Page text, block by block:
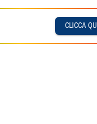
CLICCA QUI